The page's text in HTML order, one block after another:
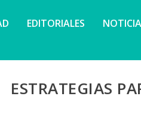
EDITORIALES
ESTRATEGIAS